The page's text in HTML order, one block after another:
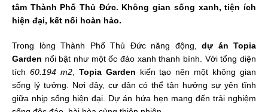
tâm Thành Phố Thủ Đức. Không gian sống xanh, tiện ích
hiện đại, kết nối hoàn hảo.
Trong lòng Thành Phố Thủ Đức năng động, dự án Topia
Garden nổi bật như một ốc đảo xanh thanh bình. Với tổng diện
tích 60.194 m2, Topia Garden kiến tạo nên một không gian
sống lý tưởng. Nơi đây, cư dân có thể tận hưởng sự yên tĩnh
giữa nhịp sống hiện đại. Dự án hứa hẹn mang đến trải nghiệm